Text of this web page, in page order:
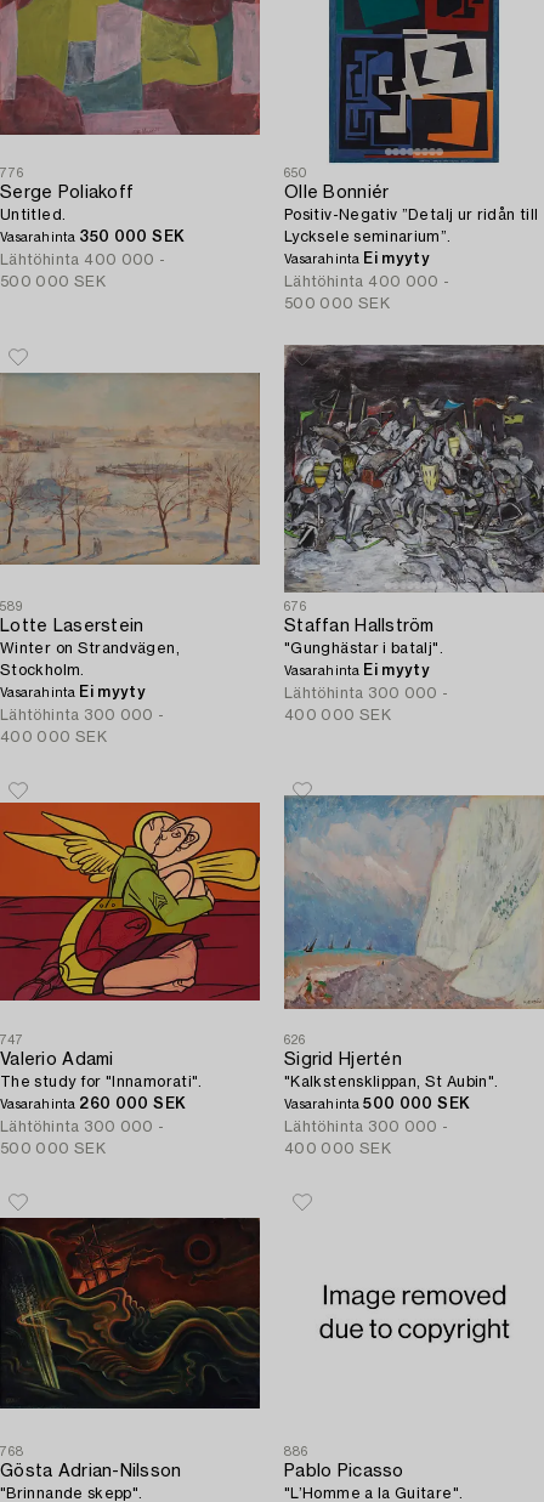
776
Serge Poliakoff
Untitled.
Vasarahinta 350 000 SEK
Lähtöhinta 400 000 -
500 000 SEK
650
Olle Bonniér
Positiv-Negativ ”Detalj ur ridån till
Lycksele seminarium”.
Vasarahinta Ei myyty
Lähtöhinta 400 000 -
500 000 SEK
589
Lotte Laserstein
Winter on Strandvägen,
Stockholm.
Vasarahinta Ei myyty
Lähtöhinta 300 000 -
400 000 SEK
676
Staffan Hallström
"Gunghästar i batalj".
Vasarahinta Ei myyty
Lähtöhinta 300 000 -
400 000 SEK
747
Valerio Adami
The study for "Innamorati".
Vasarahinta 260 000 SEK
Lähtöhinta 300 000 -
500 000 SEK
626
Sigrid Hjertén
"Kalkstensklippan, St Aubin".
Vasarahinta500 000 SEK
Lähtöhinta 300 000 -
400 000 SEK
768
Gösta Adrian-Nilsson
"Brinnande skepp".
886
Pablo Picasso
"L’Homme a la Guitare".